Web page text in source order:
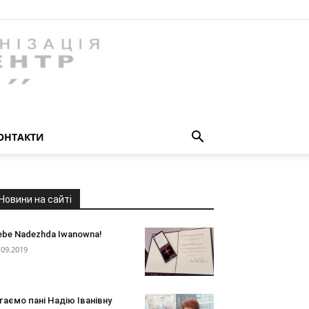
Новини на сайті
Nadezhda Iwanowna!
пані Надію Іванівну